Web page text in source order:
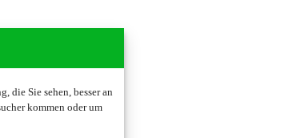
die Sie sehen, besser an
kommen oder um
verarbeitet.